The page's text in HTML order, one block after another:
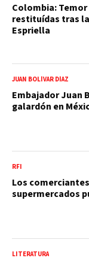
Colombia:
restituídas tras
Espriella
JUAN BOLÍVAR DÍAZ
Embajador Juan
galardón en
RFI
Los
supermercados
LITERATURA